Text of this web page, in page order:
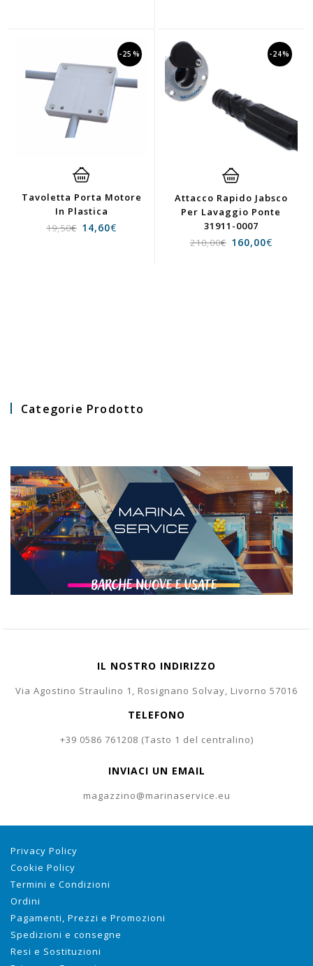
-25%
Tavoletta Porta Motore
In Plastica
19,50€ 14,60€
-24%
Attacco Rapido Jabsco
Per Lavaggio Ponte
31911-0007
210,00€ 160,00€
Categorie Prodotto
IL NOSTRO INDIRIZZO
Via Agostino Straulino 1, Rosignano Solvay, Livorno 57016
TELEFONO
+39 0586 761208 (Tasto 1 del centralino)
INVIACI UN EMAIL
magazzino@marinaservice.eu
Privacy Policy
Cookie Policy
Termini e Condizioni
Ordini
Pagamenti, Prezzi e Promozioni
Spedizioni e consegne
Resi e Sostituzioni